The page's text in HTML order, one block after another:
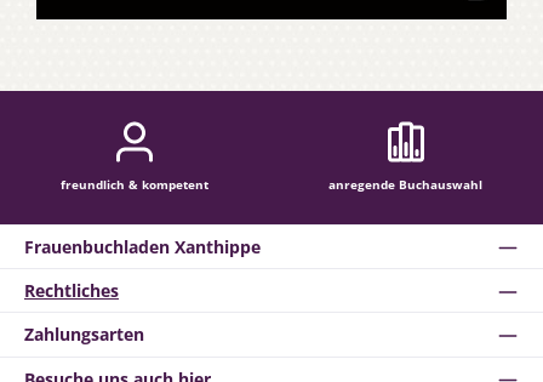
freundlich & kompetent anregende Buchauswahl
Rechtliches
Zahlungsarten
Frauenbuchladen Xanthippe